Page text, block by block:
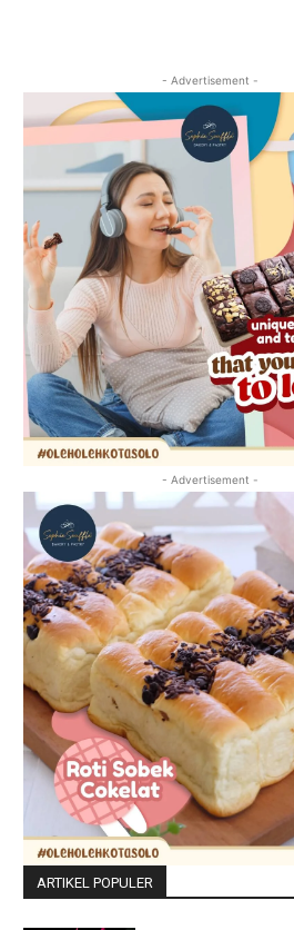
- Advertisement -
- Advertisement -
ARTIKEL POPULER